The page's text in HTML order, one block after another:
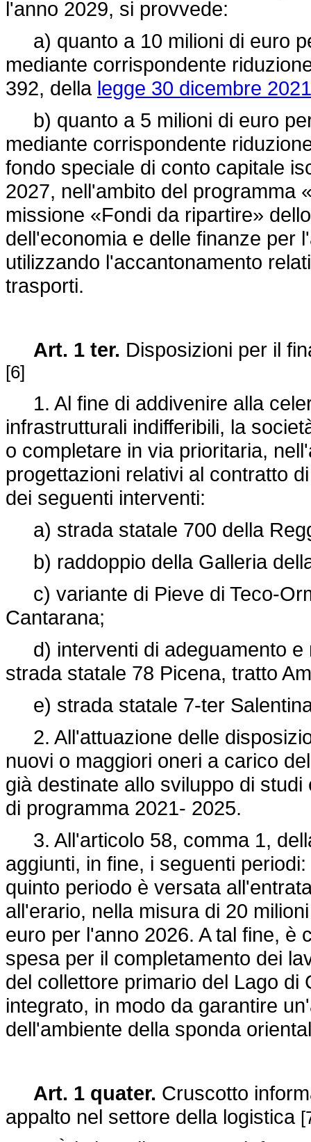
l'anno 2029, si provvede:
a) quanto a 10 milioni di euro
mediante corrispondente
392, della legge 30 dicembre
b) quanto a 5 milioni di euro
mediante corrispondente
fondo speciale di conto capitale
2027, nell'ambito del programma
missione «Fondi da ripartire»
dell'economia e delle finanze per
utilizzando l'accantonamento
trasporti.
Art. 1 ter. Disposizioni per il
[6]
1. Al fine di addivenire alla
infrastrutturali indifferibili, la
o completare in via prioritaria,
progettazioni relativi al contratto
dei seguenti interventi:
a) strada statale 700 della
b) raddoppio della Galleria
c) variante di Pieve di Teco-
Cantarana;
d) interventi di adeguamento e
strada statale 78 Picena, tratto
e) strada statale 7-ter
2. All'attuazione delle
nuovi o maggiori oneri a carico
già destinate allo sviluppo di
di programma 2021- 2025.
3. All'articolo 58, comma 1,
aggiunti, in fine, i seguenti
quinto periodo è versata
all'erario, nella misura di 20
euro per l'anno 2026. A tal fine, è
spesa per il completamento dei
del collettore primario del Lago
integrato, in modo da garantire
dell'ambiente della sponda
Art. 1 quater. Cruscotto
appalto nel settore della logistica